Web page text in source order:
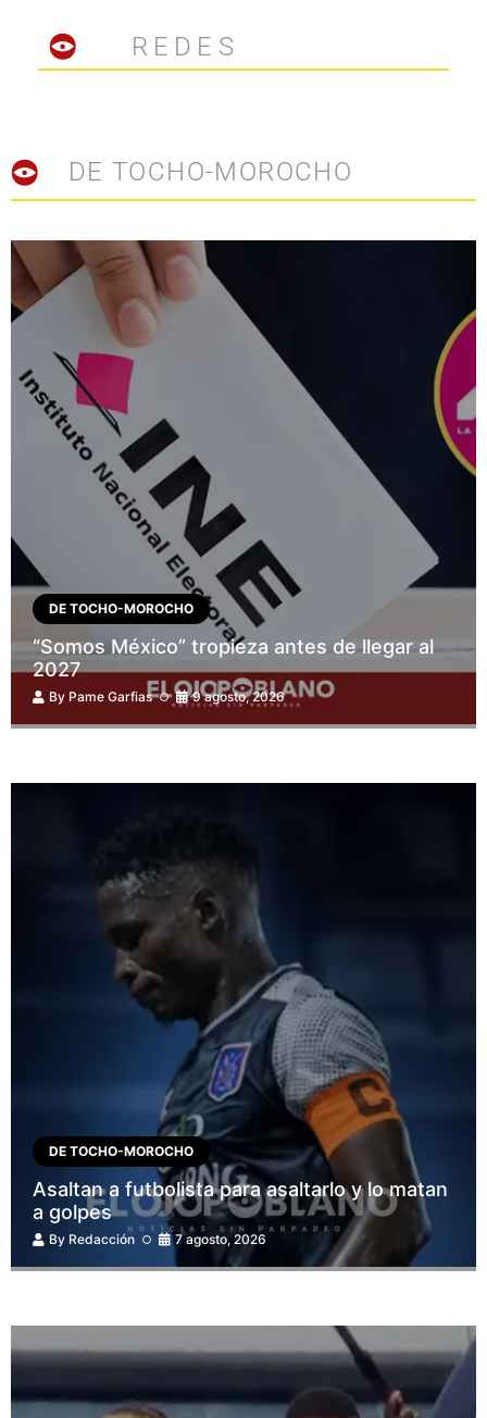
REDES
DE TOCHO-MOROCHO
DE TOCHO-MOROCHO
“Somos México” tropieza antes de llegar al
2027
By Pame Garfias 9 agosto, 2026
DE TOCHO-MOROCHO
Asaltan a futbolista para asaltarlo y lo matan
a golpes
By Redacción 7 agosto, 2026